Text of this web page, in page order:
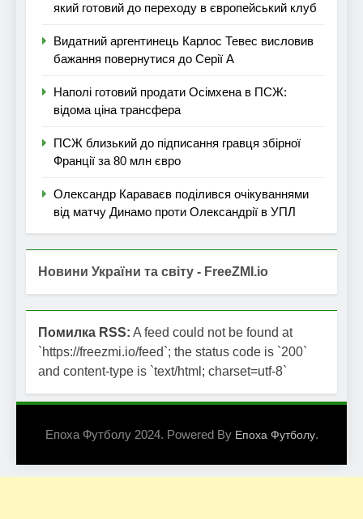
який готовий до переходу в європейський клуб
Видатний аргентинець Карлос Тевес висловив
бажання повернутися до Серії А
Наполі готовий продати Осімхена в ПСЖ:
відома ціна трансфера
ПСЖ близький до підписання гравця збірної
Франції за 80 млн євро
Олександр Караваєв поділився очікуваннями
від матчу Динамо проти Олександрії в УПЛ
Новини України та світу - FreeZMI.io
Помилка RSS: A feed could not be found at
`https://freezmi.io/feed`; the status code is `200`
and content-type is `text/html; charset=utf-8`
Епоха Футболу 2024. Powered By Епоха Футболу.